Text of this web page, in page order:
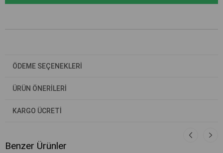
ÖDEME SEÇENEKLERI
ÜRÜN ÖNERILERI
KARGO ÜCRETİ
Benzer Ürünler